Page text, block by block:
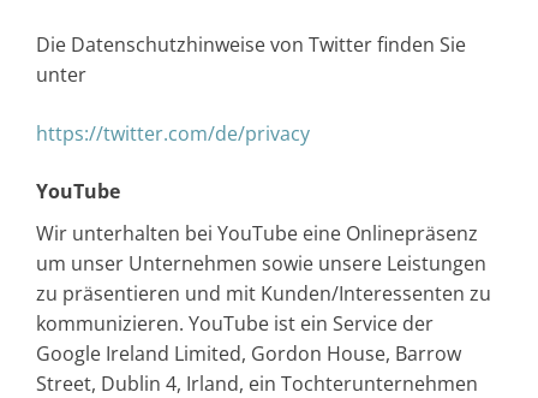
Die Datenschutzhinweise von Twitter finden Sie
unter
https://twitter.com/de/privacy
YouTube
Wir unterhalten bei YouTube eine Onlinepräsenz
um unser Unternehmen sowie unsere Leistungen
zu präsentieren und mit Kunden/Interessenten zu
kommunizieren. YouTube ist ein Service der
Google Ireland Limited, Gordon House, Barrow
Street, Dublin 4, Irland, ein Tochterunternehmen